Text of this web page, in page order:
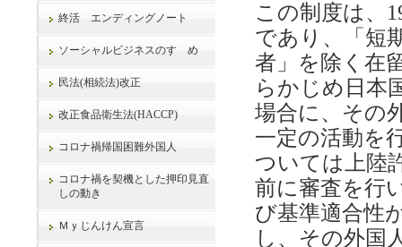
この制度は、
であり、「短
者」を除く在
らかじめ日本
場合に、その
一定の活動を
ついては上陸
前に審査を行
び基準適合性
し、その外国
終活 エンディングノート
ソーシャルビジネスのすゝめ
民法(相続法)改正
改正食品衛生法(HACCP)
コロナ禍帰国困難外国人
コロナ禍を契機とした押印見直
しの動き
Ｍｙじんけん宣言